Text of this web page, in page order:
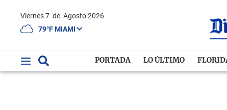
Viernes 7 de Agosto 2026
79°F MIAMI
PORTADA LO ÚLTIMO